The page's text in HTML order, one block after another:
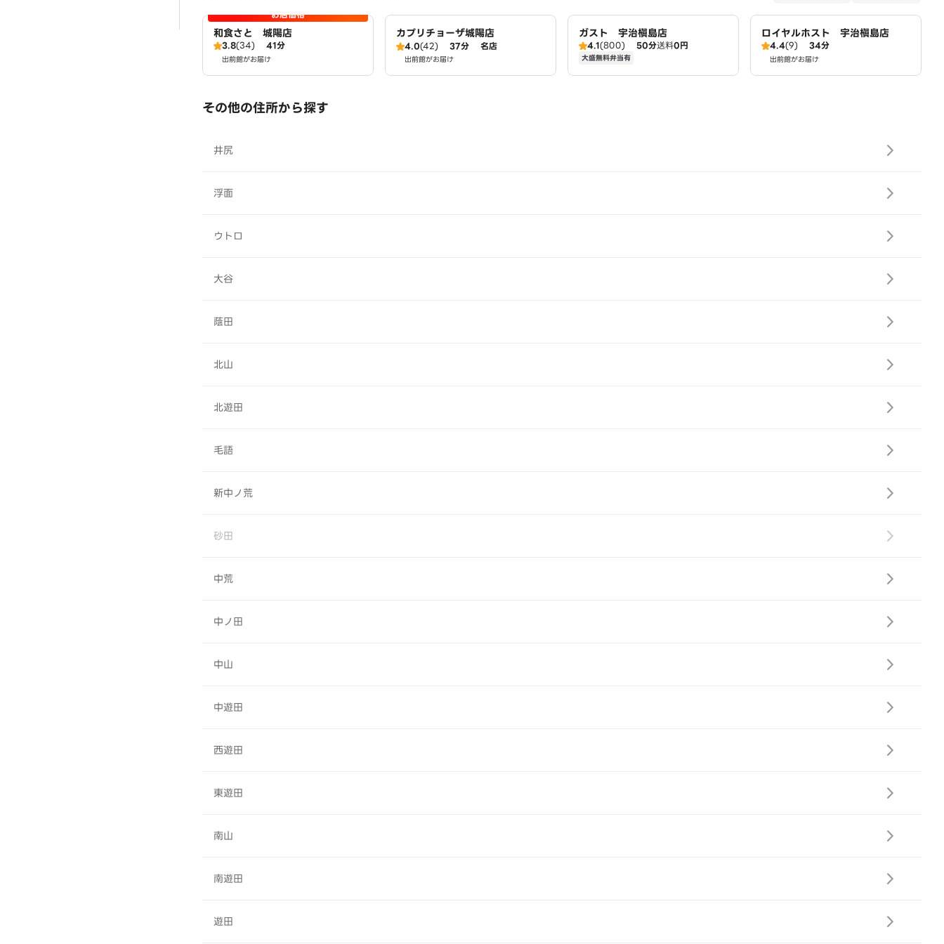
お店価格
和食さと 城陽店
3.8(34) 41分
出前館がお届け
カプリチョーザ城陽店
4.0(42) 37分 名店
出前館がお届け
ガスト 宇治槇島店
4.1(800) 50分送料0円
大盛無料弁当有
ロイヤルホスト 宇治槇島店
4.4(9) 34分
出前館がお届け
その他の住所から探す
井尻
浮面
ウトロ
大谷
蔭田
北山
北遊田
毛語
新中ノ荒
砂田
中荒
中ノ田
中山
中遊田
西遊田
東遊田
南山
南遊田
遊田